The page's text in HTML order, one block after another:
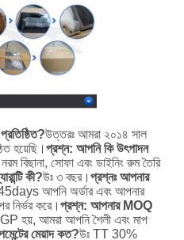
উত্তরঃ আমরা ২০১৪ সাল
হয়েছি। প্রশ্ন: আপনি কি উৎপাদন
বিছানা, সোফা এবং ডাইনিং রুম তৈরি
কী?উঃ ৩ বছর। প্রশ্নঃ আপনার
আপনি অর্ডার এবং আপনার
নির্ভর করে। প্রশ্ন: আপনার MOQ
হয়, আমরা আপনি শৈলী এবং মাপ
মেয়াদ কত?উঃ TT 30%